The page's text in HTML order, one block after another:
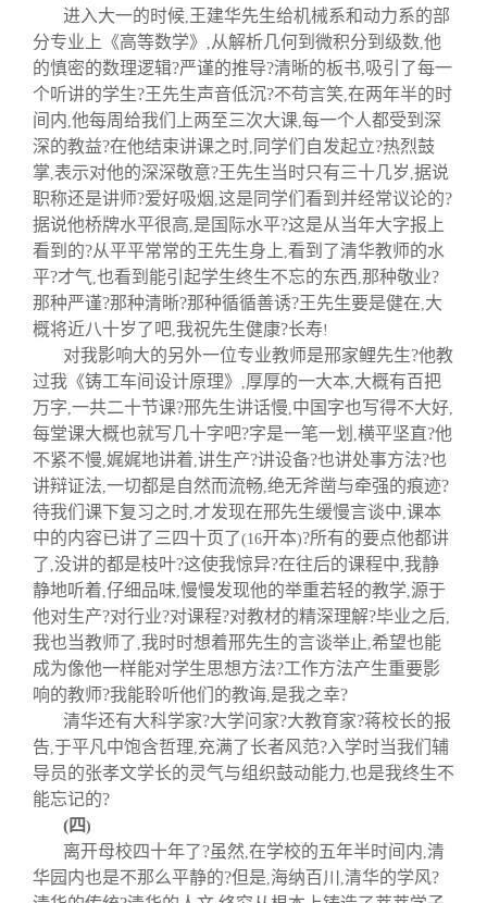
进入大一的时候 王建华先生给机械系和动力系的部
分专业上《高等数学》
从解析几何到微积分到级数 他
的慎密的数理逻辑?严谨的推导?清晰的板书 吸引了每一
个听讲的学生?王先生声音低沉?不苟言笑 在两年半的时
间内 他每周给我们上两至三次大课 每一个人都受到深
深的教益?在他结束讲课之时 同学们自发起立?热烈鼓
掌 表示对他的深深敬意?王先生当时只有三十几岁 据说
职称还是讲师?爱好吸烟 这是同学们看到并经常议论的?
据说他桥牌水平很高 是国际水平?这是从当年大字报上
看到的?从平平常常的王先生身上 看到了清华教师的水
平?才气 也看到能引起学生终生不忘的东西 那种敬业?
那种严谨?那种清晰?那种循循善诱?王先生要是健在 大
概将近八十岁了吧 我祝先生健康?长寿!
对我影响大的另外一位专业教师是邢家鲤先生?他教
过我《铸工车间设计原理》
厚厚的一大本 大概有百把
万字 一共二十节课?邢先生讲话慢 中国字也写得不大好
每堂课大概也就写几十字吧?字是一笔一划 横平坚直?他
不紧不慢 娓娓地讲着 讲生产?讲设备?也讲处事方法?也
讲辩证法 一切都是自然而流畅 绝无斧凿与牵强的痕迹?
待我们课下复习之时 才发现在邢先生缓慢言谈中 课本
中的内容已讲了三四十页了(16开本)?所有的要点他都讲
了 没讲的都是枝叶?这使我惊异?在往后的课程中 我静
静地听着 仔细品味 慢慢发现他的举重若轻的教学 源于
他对生产?对行业?对课程?对教材的精深理解?毕业之后
我也当教师了 我时时想着邢先生的言谈举止 希望也能
成为像他一样能对学生思想方法?工作方法产生重要影
响的教师?我能聆听他们的教诲 是我之幸?
清华还有大科学家?大学问家?大教育家?蒋校长的报
告 于平凡中饱含哲理 充满了长者风范?入学时当我们辅
导员的张孝文学长的灵气与组织鼓动能力 也是我终生不
能忘记的?
(四)
离开母校四十年了?虽然 在学校的五年半时间内 清
华园内也是不那么平静的?但是 海纳百川
清华的学风?